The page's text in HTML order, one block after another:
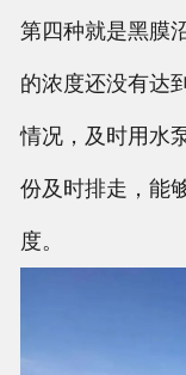
第四种就是黑膜
的浓度还没有达
情况，及时用水
份及时排走，能
度。